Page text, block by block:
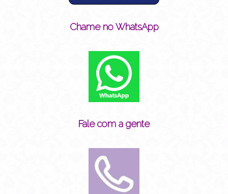
Chame no WhatsApp
Fale com a gente